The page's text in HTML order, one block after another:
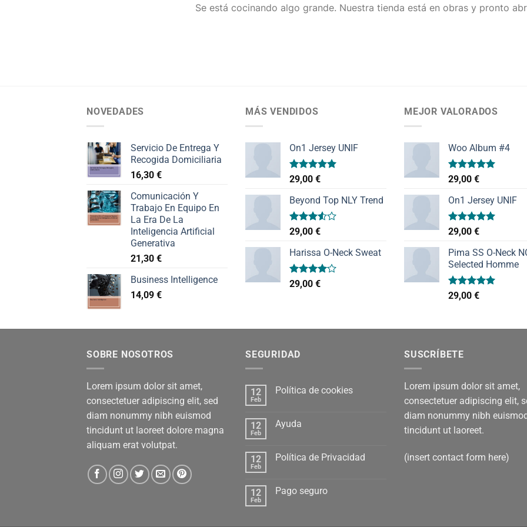
Se está cocinando algo grande. Nuestra tienda está en obras y pronto
NOVEDADES
Servicio De Entrega Y
Recogida Domiciliaria
16,30 €
Comunicación Y
Trabajo En Equipo En
La Era De La
Inteligencia Artificial
Generativa
21,30 €
Business Intelligence
14,09 €
MÁS VENDIDOS
On1 Jersey UNIF
Valorado
con
de 5
29,00 €
Beyond Top NLY Trend
Valorado
con
3.50de
5
29,00 €
Harissa O-Neck Sweat
Valorado
con
29,00 €
MEJOR VALORADOS
Woo Album #4
Valorado
con
de 5
29,00 €
On1 Jersey UNIF
Valorado
con
de 5
29,00 €
Pima SS O-Neck
Selected Homme
Valorado
con
29,00 €
SOBRE NOSOTROS
Lorem ipsum dolor sit amet,
consectetuer adipiscing elit, sed
diam nonummy nibh euismod
tincidunt ut laoreet dolore magna
aliquam erat volutpat.
SEGURIDAD
12
Feb
Política de cookies
12
Feb
Ayuda
12
Feb
Política de Privacidad
12
Feb
Pago seguro
SUSCRÍBETE
Lorem ipsum dolor sit amet,
consectetuer adipiscing elit,
diam nonummy nibh euismod
tincidunt ut laoreet.
(insert contact form here)